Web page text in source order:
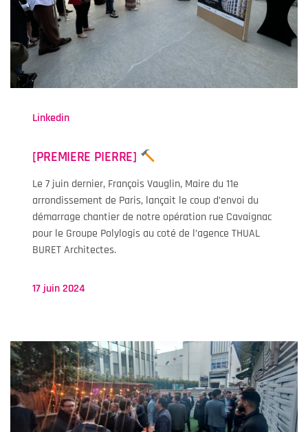
Linkedin
[PREMIERE PIERRE]
Le 7 juin dernier, François Vauglin, Maire du 11e
arrondissement de Paris, lançait le coup d’envoi du
démarrage chantier de notre opération rue Cavaignac
pour le Groupe Polylogis au coté de l’agence THUAL
BURET Architectes.
17 juin 2024